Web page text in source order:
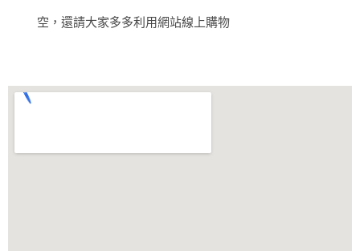
空，還請大家多多利用網站線上購物